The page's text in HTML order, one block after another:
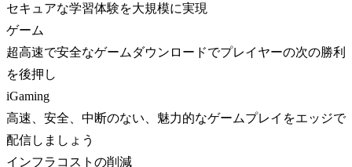
セキュアな学習体験を大規模に実現
ゲーム
超高速で安全なゲームダウンロードでプレイヤーの次の勝利
を後押し
iGaming
高速、安全、中断のない、魅力的なゲームプレイをエッジで
配信しましょう
インフラコストの削減